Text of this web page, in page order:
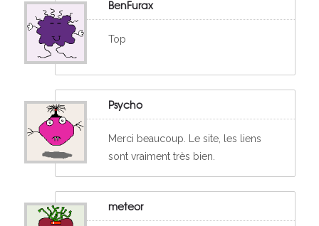
BenFurax
Top
Psycho
Merci beaucoup. Le site, les liens
sont vraiment très bien.
meteor